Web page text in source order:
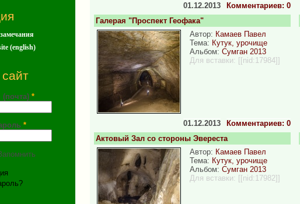
(english)
*
*
Комментариев: 0
01.12.2013
Галерая "Проспект Геофака"
Автор: Камаев Павел
Тема: Кутук, урочище
Альбом: Сумган 2013
Для вставки: [[nid:17984]]
Комментариев: 0
01.12.2013
Актовый Зал со стороны Эвереста
Автор: Камаев Павел
Тема: Кутук, урочище
Альбом: Сумган 2013
Для вставки: [[nid:17982]]